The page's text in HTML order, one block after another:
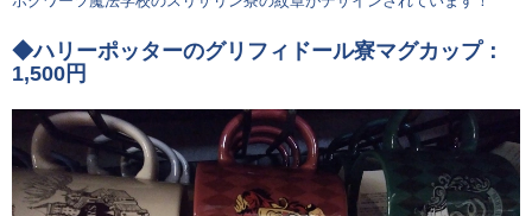
◆ハリーポッターのグリフィドール寮マグカップ：
1,500円